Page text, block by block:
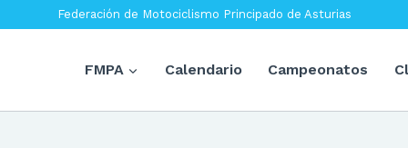
Federación de Motociclismo Principado de Asturias
FMPA Calendario Campeonatos